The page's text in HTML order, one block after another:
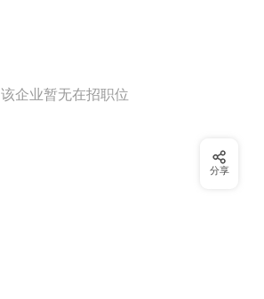
该企业暂无在招职位
分享